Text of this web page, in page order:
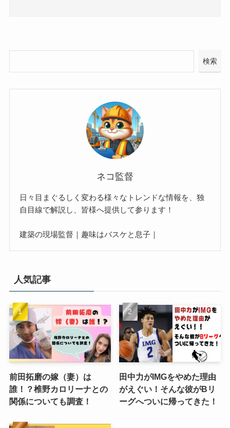
検索
ネコ監督
日々目まぐるしく変わる様々なトレンドな情報を、独
自目線で解説し、皆様へ提供して参ります！
建築の現場監督｜趣味はバスケと息子｜
人気記事
前田拓磨の嫁（妻）は
誰！？椎野カロリーナとの
関係についても調査！
田中力がIMGをやめた理由
がえぐい！そんな彼がBリ
ーグへついに帰ってきた！